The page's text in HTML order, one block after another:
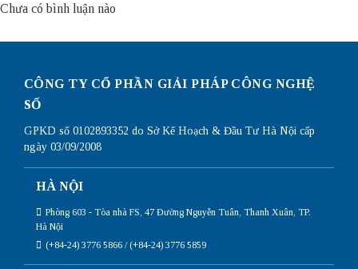
Chưa có bình luận nào
CÔNG TY CỔ PHẦN GIẢI PHÁP CÔNG NGHỆ
SỐ
GPKD số 0102893352 do Sở Kế Hoạch & Đầu Tư Hà Nội cấp
ngày 03/09/2008
HÀ NỘI
Phòng 603 - Tòa nhà FS, 47 Đường Nguyễn Tuân, Thanh Xuân, TP.
Hà Nội
(+84-24) 3776 5866 / (+84-24) 3776 5859